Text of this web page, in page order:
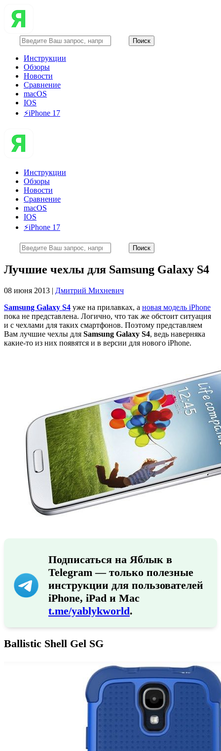
Инструкции
Обзоры
Новости
Сравнение
macOS
IOS
⚡️iPhone 17
Инструкции
Обзоры
Новости
Сравнение
macOS
IOS
⚡️iPhone 17
Лучшие чехлы для Samsung Galaxy S4
08 июня 2013 | Дмитрий Михневич
Samsung Galaxy S4 уже на прилавках, а новая модель iPhone
пока не представлена. Логично, что так же обстоит ситуация
и с чехлами для таких смартфонов. Поэтому представляем
Вам лучшие чехлы для Samsung Galaxy S4, ведь наверняка
какие-то из них появятся и в версии для нового iPhone.
Подписаться на Яблык в
Telegram — только полезные
инструкции для пользователей
iPhone, iPad и Mac
t.me/yablykworld.
Ballistic Shell Gel SG